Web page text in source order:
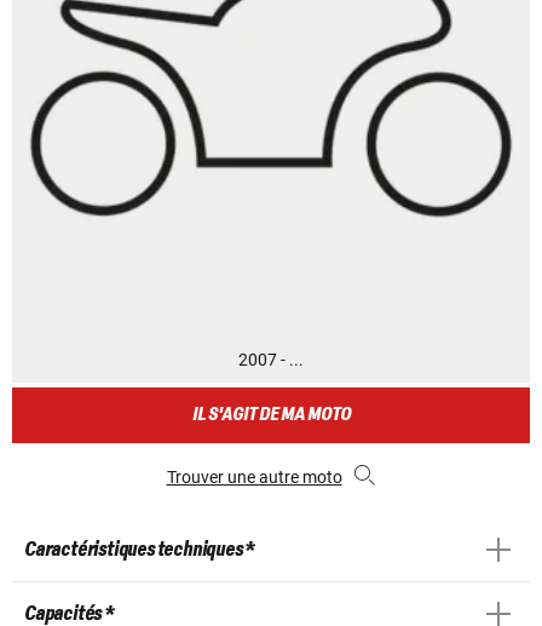
2007 - ...
IL S'AGIT DE MA MOTO
Trouver une autre moto
Caractéristiques techniques *
Capacités *